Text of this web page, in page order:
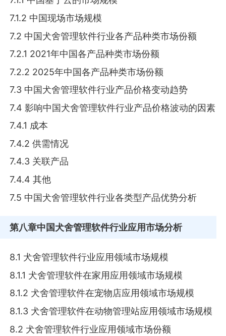
7.1.2 中国现场市场规模
7.2 中国犬舍管理软件行业各产品种类市场份额
7.2.1 2021年中国各产品种类市场份额
7.2.2 2025年中国各产品种类市场份额
7.3 中国犬舍管理软件行业产品价格变动趋势
7.4 影响中国犬舍管理软件行业产品价格波动的因素
7.4.1 成本
7.4.2 供需情况
7.4.3 关联产品
7.4.4 其他
7.5 中国犬舍管理软件行业各类型产品优势分析
第八章中国犬舍管理软件行业应用市场分析
8.1 犬舍管理软件行业应用领域市场规模
8.1.1 犬舍管理软件在家用应用领域市场规模
8.1.2 犬舍管理软件在宠物店应用领域市场规模
8.1.3 犬舍管理软件在动物管理站应用领域市场规模
8.2 犬舍管理软件行业应用领域市场份额